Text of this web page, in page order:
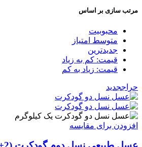
مرتب سازی بر اساس
محبوبیت
متوسط امتیاز
جدیدترین
قیمت: کم به زیاد
قیمت: زیاد به کم
حراججدید
یک کیلوگرم
افزودن برای مقایسه